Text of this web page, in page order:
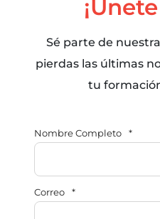
Sé parte de
pierdas las últimas
tu
Nombre Completo *
Correo *